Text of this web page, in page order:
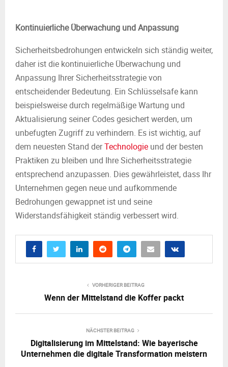
Kontinuierliche Überwachung und Anpassung
Sicherheitsbedrohungen entwickeln sich ständig weiter,
daher ist die kontinuierliche Überwachung und
Anpassung Ihrer Sicherheitsstrategie von
entscheidender Bedeutung. Ein Schlüsselsafe kann
beispielsweise durch regelmäßige Wartung und
Aktualisierung seiner Codes gesichert werden, um
unbefugten Zugriff zu verhindern. Es ist wichtig, auf
dem neuesten Stand derTechnologie und der besten
Praktiken zu bleiben und Ihre Sicherheitsstrategie
entsprechend anzupassen. Dies gewährleistet, dass Ihr
Unternehmen gegen neue und aufkommende
Bedrohungen gewappnet ist und seine
Widerstandsfähigkeit ständig verbessert wird.
VORHERIGER BEITRAG
Wenn der Mittelstand die Koffer packt
NÄCHSTER BEITRAG
Digitalisierung im Mittelstand: Wie bayerische
Unternehmen die digitale Transformation meistern